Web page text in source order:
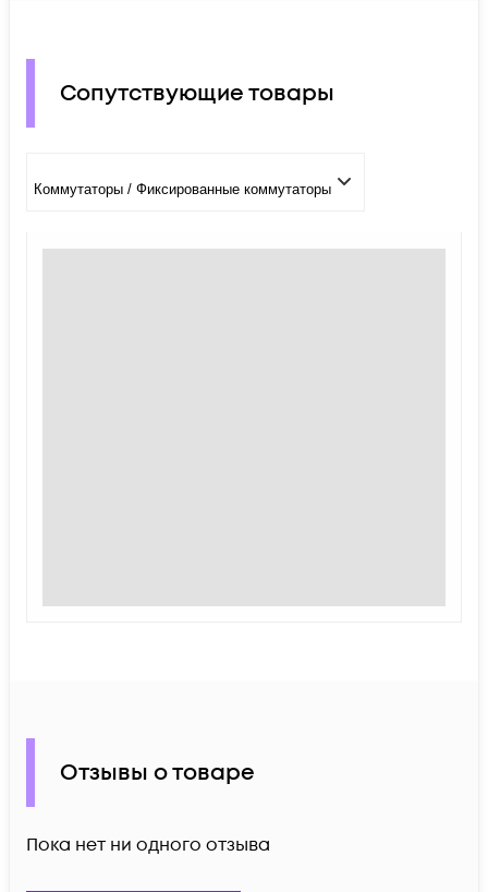
Сопутствующие товары
Коммутаторы / Фиксированные коммутаторы
Отзывы о товаре
Пока нет ни одного отзыва